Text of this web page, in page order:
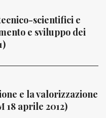
scientifici e
e sviluppo dei
e la valorizzazione
18 aprile 2012)